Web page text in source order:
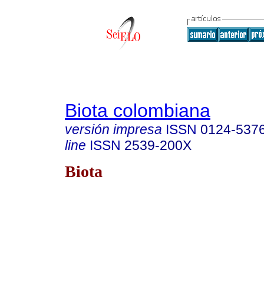
Biota colombiana
versión impresa ISSN 0124-
line ISSN 2539-200X
Biota